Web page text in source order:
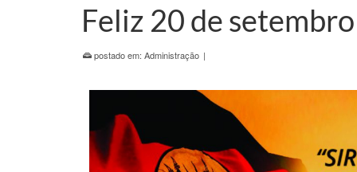
Feliz 20 de
postado em: Administração |